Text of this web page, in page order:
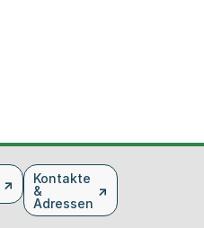
Kontakte
&
Adressen